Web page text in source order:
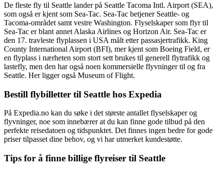
De fleste fly til Seattle lander på Seattle Tacoma Intl. Airport (SEA),
som også er kjent som Sea-Tac. Sea-Tac betjener Seattle- og
Tacoma-området samt vestre Washington. Flyselskaper som flyr til
Sea-Tac er blant annet Alaska Airlines og Horizon Air. Sea-Tac er
den 17. travleste flyplassen i USA målt etter passasjertrafikk. King
County International Airport (BFI), mer kjent som Boeing Field, er
en flyplass i nærheten som stort sett brukes til generell flytrafikk og
lastefly, men den har også noen kommersielle flyvninger til og fra
Seattle. Her ligger også Museum of Flight.
Bestill flybilletter til Seattle hos Expedia
På Expedia.no kan du søke i det største antallet flyselskaper og
flyvninger, noe som innebærer at du kan finne gode tilbud på den
perfekte reisedatoen og tidspunktet. Det finnes ingen bedre for gode
priser tilpasset dine behov, og vi har utmerket kundestøtte.
Tips for å finne billige flyreiser til Seattle